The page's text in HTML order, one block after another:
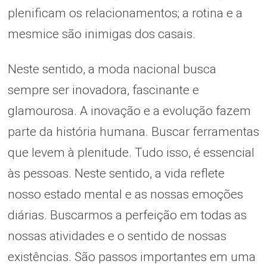
plenificam os relacionamentos; a rotina e a
mesmice são inimigas dos casais.
Neste sentido, a moda nacional busca
sempre ser inovadora, fascinante e
glamourosa. A inovação e a evolução fazem
parte da história humana. Buscar ferramentas
que levem à plenitude. Tudo isso, é essencial
às pessoas. Neste sentido, a vida reflete
nosso estado mental e as nossas emoções
diárias. Buscarmos a perfeição em todas as
nossas atividades e o sentido de nossas
existências. São passos importantes em uma